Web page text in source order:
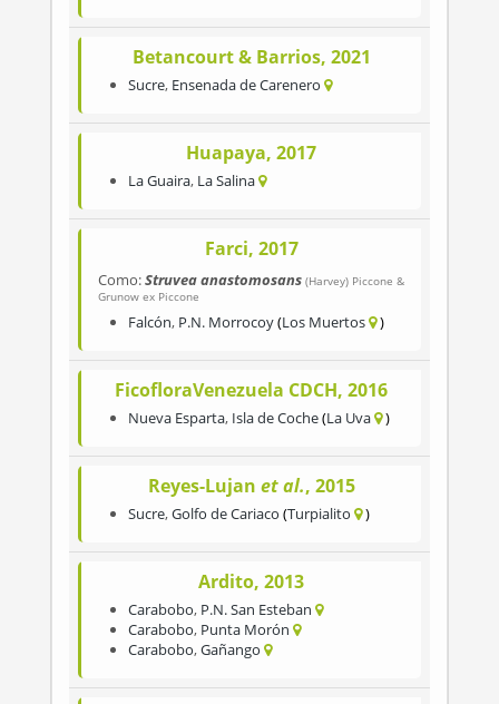
Betancourt & Barrios, 2021
Sucre, Ensenada de Carenero
Huapaya, 2017
La Guaira, La Salina
Farci, 2017
Como:Struvea anastomosans (Harvey) Piccone &
Grunow ex Piccone
Falcón, P.N. Morrocoy Los Muertos
FicofloraVenezuela CDCH, 2016
Nueva Esparta, Isla de Coche La Uva
Reyes-Lujan et al., 2015
Sucre,Golfo de Cariaco Turpialito
Ardito, 2013
Carabobo, P.N. San Esteban
Carabobo, Punta Morón
Carabobo,Gañango